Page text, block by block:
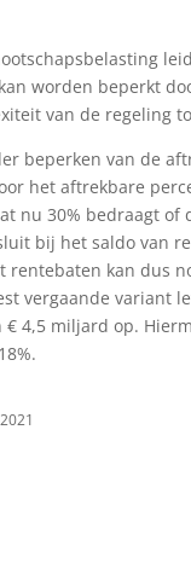
worden beperkt
van de regeling
beperken van de
het aftrekbare
nu 30% bedraagt
bij het saldo van
kan dus
vergaande variant
4,5 miljard op.